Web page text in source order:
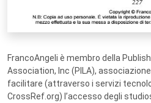
FrancoAngeli è membro della
Association, Inc (PILA),
facilitare (attraverso i servizi
CrossRef.org) l’accesso degli